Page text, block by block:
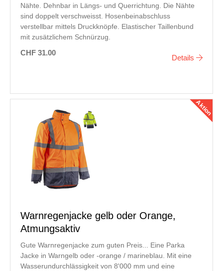
Nähte. Dehnbar in Längs- und Querrichtung. Die Nähte
sind doppelt verschweisst. Hosenbeinabschluss
verstellbar mittels Druckknöpfe. Elastischer Taillenbund
mit zusätzlichem Schnürzug.
CHF 31.00
Details
Aktion
Warnregenjacke gelb oder Orange,
Atmungsaktiv
Gute Warnregenjacke zum guten Preis... Eine Parka
Jacke in Warngelb oder -orange / marineblau. Mit eine
Wasserundurchlässigkeit von 8'000 mm und eine